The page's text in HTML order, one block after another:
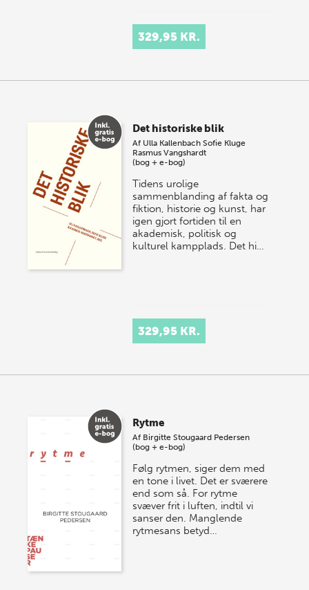
329,95 KR.
Det historiske blik
Af Ulla Kallenbach Sofie Kluge
Rasmus Vangshardt
(bog + e-bog)
Tidens urolige
sammenblanding af fakta og
fiktion, historie og kunst, har
igen gjort fortiden til en
akademisk, politisk og
kulturel kampplads. Det hi…
329,95 KR.
Rytme
Af Birgitte Stougaard Pedersen
(bog + e-bog)
Følg rytmen, siger dem med
en tone i livet. Det er sværere
end som så. For rytme
svæver frit i luften, indtil vi
sanser den. Manglende
rytmesans betyd…